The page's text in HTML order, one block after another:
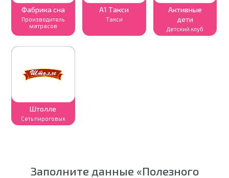
Фабрика сна
Производитель
матрасов
A1 Такси
Такси
Активные
дети
Детский клуб
Штолле
Cеть пироговых
Заполните данные «Полезного